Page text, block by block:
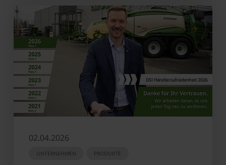
02.04.2026
UNTERNEHMEN PRODUKTE